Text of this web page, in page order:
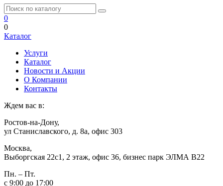
0
0
Каталог
Услуги
Каталог
Новости и Акции
О Компании
Контакты
Ждем вас в:
Ростов-на-Дону,
ул Станиславского, д. 8а, офис 303
Москва,
Выборгская 22с1, 2 этаж, офис 36, бизнес парк ЭЛМА В22
Пн. – Пт.
с 9:00 до 17:00